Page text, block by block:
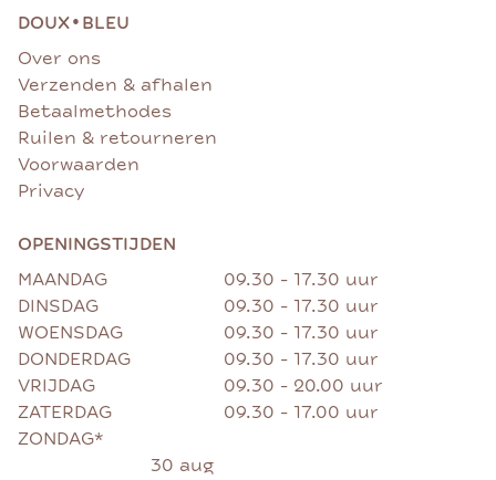
DOUX• BLEU
Over ons
Verzenden & afhalen
Betaalmethodes
Ruilen & retourneren
Voorwaarden
Privacy
OPENINGSTIJDEN
MAANDAG
09.30 - 17.30 uur
DINSDAG
09.30 - 17.30 uur
WOENSDAG
09.30 - 17.30 uur
DONDERDAG
09.30 - 17.30 uur
VRIJDAG
09.30 - 20.00 uur
ZATERDAG
09.30 - 17.00 uur
ZONDAG*
30 aug